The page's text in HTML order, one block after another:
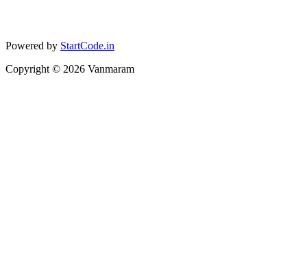
Powered by StartCode.in
Copyright © 2026 Vanmaram